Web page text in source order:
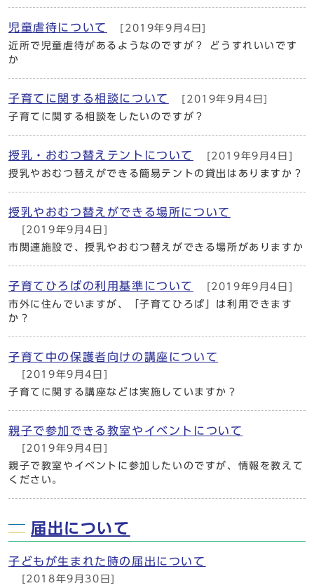
児童虐待について
[2019年9月4日]
近所で児童虐待があるようなのですが？ どうすれいいです
か
子育てに関する相談について
[2019年9月4日]
子育てに関する相談をしたいのですが？
授乳・おむつ替えテントについて
[2019年9月4日]
授乳やおむつ替えができる簡易テントの貸出はありますか？
授乳やおむつ替えができる場所について
[2019年9月4日]
市関連施設で、授乳やおむつ替えができる場所がありますか
子育てひろばの利用基準について
[2019年9月4日]
市外に住んでいますが、「子育てひろば」は利用できます
か？
子育て中の保護者向けの講座について
[2019年9月4日]
子育てに関する講座などは実施していますか？
親子で参加できる教室やイベントについて
[2019年9月4日]
親子で教室やイベントに参加したいのですが、情報を教えて
ください。
届出について
子どもが生まれた時の届出について
[2018年9月30日]